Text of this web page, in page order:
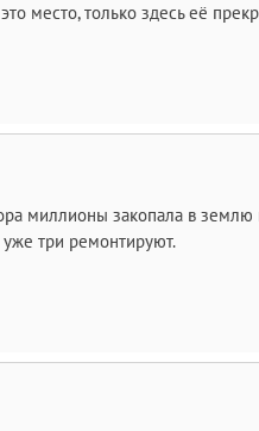
место, только здесь еë
миллионы закопала в
три ремонтируют.